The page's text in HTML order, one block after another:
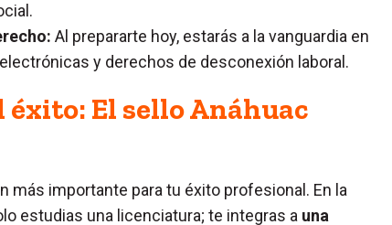
Al prepararte hoy, estarás a la vanguardia en
y derechos de desconexión laboral.
El sello Anáhuac
más importante para tu éxito profesional. En la
estudias una licenciatura; te integras a una